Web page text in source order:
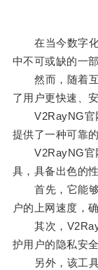
在当今数字化
中不可或缺的一部
然而，随着互
了用户更快速、
V2RayNG官网
提供了一种可靠
V2RayNG官网
具，具备出色的
首先，它能够
户的上网速度，
其次，
护用户的隐私安
另外，该工具